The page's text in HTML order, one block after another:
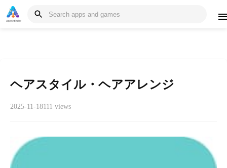
ヘアスタイル・ヘアアレンジ
2025-11-18111 views